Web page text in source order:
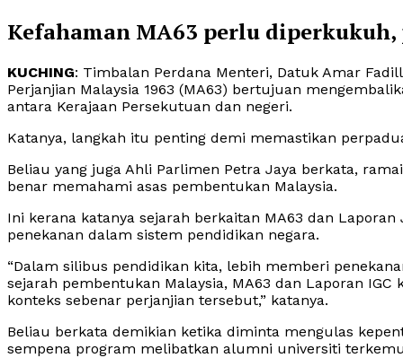
Kefahaman MA63 perlu
KUCHING: Timbalan Perdana Menteri, Datuk Amar
Perjanjian Malaysia 1963 (MA63) bertujuan
antara Kerajaan Persekutuan dan negeri.
Katanya, langkah itu penting demi memastikan
Beliau yang juga Ahli Parlimen Petra Jaya berkata,
benar memahami asas pembentukan Malaysia.
Ini kerana katanya sejarah berkaitan MA63 dan
penekanan dalam sistem pendidikan negara.
“Dalam silibus pendidikan kita, lebih memberi
sejarah pembentukan Malaysia, MA63 dan Laporan
konteks sebenar perjanjian tersebut,” katanya.
Beliau berkata demikian ketika diminta mengulas
sempena program melibatkan alumni universiti